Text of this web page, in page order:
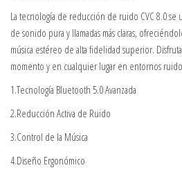
La tecnología de reducción de ruido CVC 8.0 se
de sonido pura y llamadas más claras,
música estéreo de alta fidelidad superior.
momento y en cualquier lugar en entornos
1.Tecnología Bluetooth 5.0 Avanzada
2.Reducción Activa de Ruido
3.Control de la Música
4.Diseño Ergonómico